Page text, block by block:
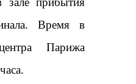
Время в
Парижа